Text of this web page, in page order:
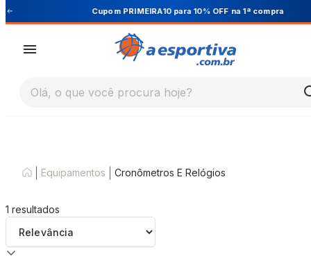
Cupom PRIMEIRA10 para 10% OFF na 1ª compra
Olá, o que você procura hoje?
Equipamentos Cronômetros E Relógios
1 resultados